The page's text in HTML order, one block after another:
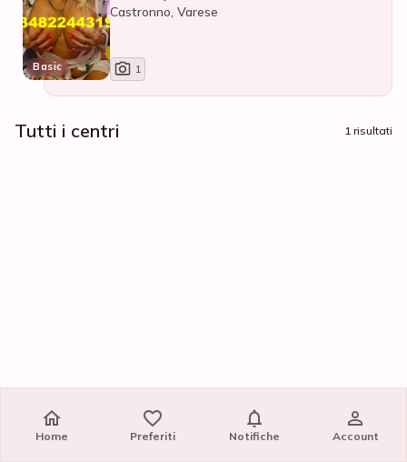
Basic
Castronno, Varese
1
Tutti i centri 1 risultati
Home Preferiti Notifiche Account